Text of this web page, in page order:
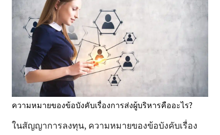
ความหมายของข้อบังคับเรื่องการส่งผู้บริหารคืออะไร?
ในสัญญาการลงทุน, ความหมายของข้อบังคับเรื่อง